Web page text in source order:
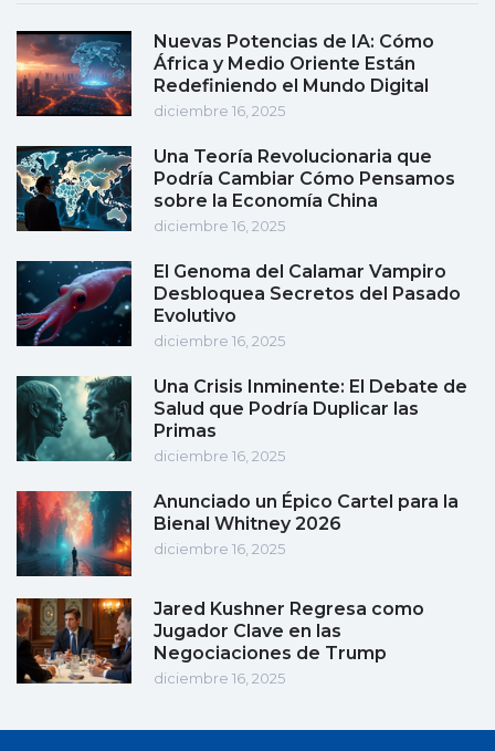
Nuevas Potencias de IA: Cómo
África y Medio Oriente Están
Redefiniendo el Mundo Digital
diciembre 16, 2025
Una Teoría Revolucionaria que
Podría Cambiar Cómo Pensamos
sobre la Economía China
diciembre 16, 2025
El Genoma del Calamar Vampiro
Desbloquea Secretos del Pasado
Evolutivo
diciembre 16, 2025
Una Crisis Inminente: El Debate de
Salud que Podría Duplicar las
Primas
diciembre 16, 2025
Anunciado un Épico Cartel para la
Bienal Whitney 2026
diciembre 16, 2025
Jared Kushner Regresa como
Jugador Clave en las
Negociaciones de Trump
diciembre 16, 2025